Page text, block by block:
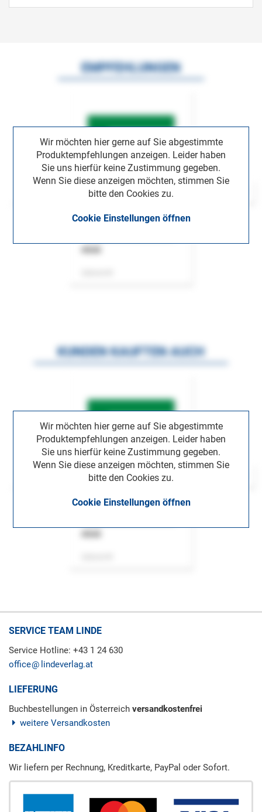
Wir möchten hier gerne auf Sie abgestimmte
Produktempfehlungen anzeigen. Leider haben
Sie uns hierfür keine Zustimmung gegeben.
Wenn Sie diese anzeigen möchten, stimmen Sie
bitte den Cookies zu.
Cookie Einstellungen öffnen
EMPFEHLUNGEN
Wir möchten hier gerne auf Sie abgestimmte
Produktempfehlungen anzeigen. Leider haben
Sie uns hierfür keine Zustimmung gegeben.
Wenn Sie diese anzeigen möchten, stimmen Sie
bitte den Cookies zu.
Cookie Einstellungen öffnen
KUNDEN KAUFTEN AUCH
SERVICE TEAM LINDE
Service Hotline: +43 1 24 630
office
lindeverlag.at
LIEFERUNG
Buchbestellungen in Österreich versandkostenfrei
weitere Versandkosten
BEZAHLINFO
Wir liefern per Rechnung, Kreditkarte, PayPal oder Sofort.